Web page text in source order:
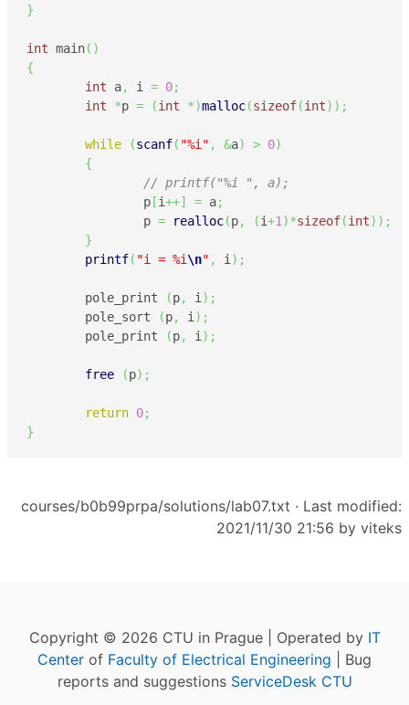
}
int main( )
{
int a, i = 0;
int
*p = (int *)malloc(sizeof(int) ) ;
while (scanf( "%i" , &a) > 0)
{
// printf("%i ", a);
                p
[i++] = a;
                p
= realloc(p, (i+1)*sizeof(int) ) ;
}
printf( "i = %i\n" , i) ;
        pole_print
(p, i) ;
        pole_sort
(p, i) ;
        pole_print
(p, i) ;
free (p) ;
return 0;
}
courses/b0b99prpa/solutions/lab07.txt · Last modified:
2021/11/30 21:56 by viteks
Copyright © 2026 CTU in Prague | Operated by IT
Center of Faculty of Electrical Engineering | Bug
reports and suggestions ServiceDesk CTU